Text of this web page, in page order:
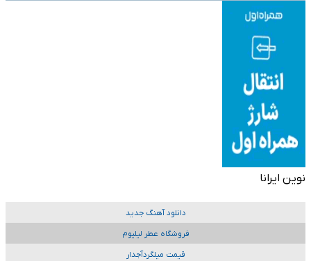
نوین ایرانا
دانلود آهنگ جدید
فروشگاه عطر لیلیوم
قیمت میلگردآجدار